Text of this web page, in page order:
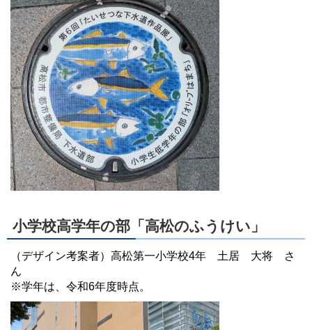
小学校高学年の部「高松のふうけい」
（デザイン考案者）高松第一小学校4年 土居 大将 さ
ん
※学年は、令和6年度時点。